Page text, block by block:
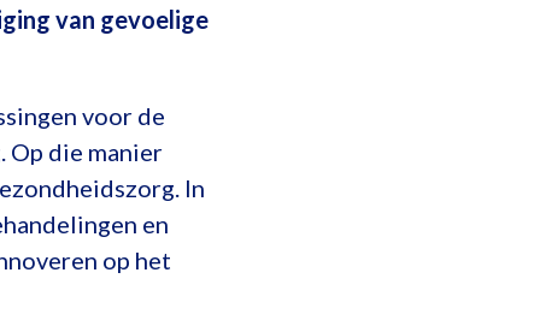
van gevoelige
voor de
Op die manier
In
en
op het